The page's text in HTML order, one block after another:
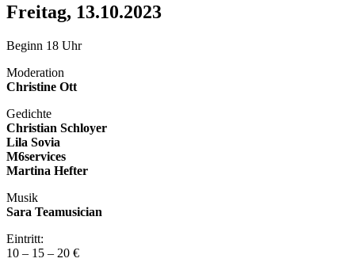
Freitag, 13.10.2023
Beginn 18 Uhr
Moderation
Christine Ott
Gedichte
Christian Schloyer
Lila Sovia
M6services
Martina Hefter
Musik
Sara Teamusician
Eintritt:
10 – 15 – 20 €